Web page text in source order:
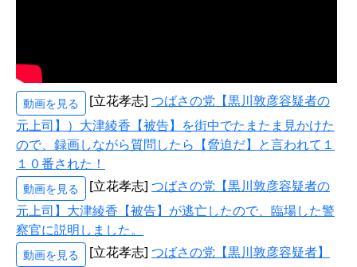
動画を見る [立花孝志] つばさの党【黒川敦彦容疑者の
元上司】）大津綾香【被告】を街中でたまたま見かけた
ので、録画しながら質問したら【脅迫だ】と言われて１
１０番された！
動画を見る [立花孝志] つばさの党【黒川敦彦容疑者の
元上司】大津綾香【被告】が逃亡したので、臨場した警
察官に説明しました。
動画を見る [立花孝志] つばさの党【黒川敦彦容疑者】